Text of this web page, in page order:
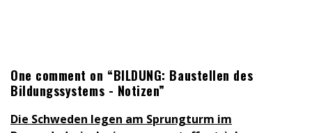
One comment on “BILDUNG: Baustellen des
Bildungssystems - Notizen”
Die Schweden legen am Sprungturm im